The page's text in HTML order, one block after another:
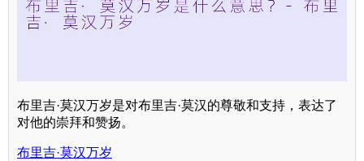
布里吉·莫汉万岁是对布里吉·莫汉的尊敬和支持，表达了
对他的崇拜和赞扬。
布里吉·莫汉万岁